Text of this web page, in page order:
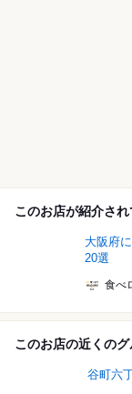
このお店が紹介さ
大阪府
20選
食べ
このお店の近くの
谷町六